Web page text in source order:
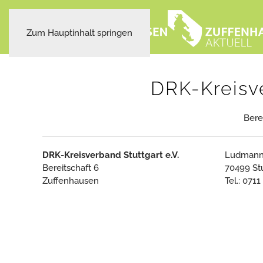
Zum Hauptinhalt springen
DRK-
DRK-Kreisverband Stuttgart e.V.
Bereitschaft 6
Zuffenhausen
70499
Tel.: